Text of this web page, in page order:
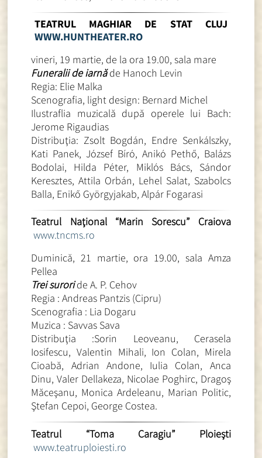
TEATRUL MAGHIAR DE STAT CLUJ
WWW.HUNTHEATER.RO
vineri, 19 martie, de la ora 19.00, sala mare
Funeralii de iarnăde Hanoch Levin
Regia: Elie Malka
Scenografia, light design: Bernard Michel
Ilustraflia muzicală după operele lui Bach:
Jerome Rigaudias
Distribuţia: Zsolt Bogdán, Endre Senkálszky,
Kati Panek, József Bíró, Anikó Pethő, Balázs
Bodolai, Hilda Péter, Miklós Bács, Sándor
Keresztes, Attila Orbán, Lehel Salat, Szabolcs
Balla, Enikő Györgyjakab, Alpár Fogarasi
Teatrul Naţional “Marin Sorescu” Craiova
www.tncms.ro
Duminică, 21 martie, ora 19.00, sala Amza
Pellea
Trei suroride A. P. Cehov
Regia : Andreas Pantzis (Cipru)
Scenografia : Lia Dogaru
Muzica : Savvas Sava
Distribuţia :Sorin Leoveanu, Cerasela
Iosifescu, Valentin Mihali, Ion Colan, Mirela
Cioabă, Adrian Andone, Iulia Colan, Anca
Dinu, Valer Dellakeza, Nicolae Poghirc, Dragoş
Măceşanu, Monica Ardeleanu, Marian Politic,
Ştefan Cepoi, George Costea.
Teatrul “Toma Caragiu” Ploieşti
www.teatruploiesti.ro